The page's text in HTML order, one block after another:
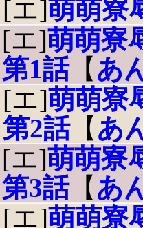
[エ]萌萌寮
[エ]萌萌寮
第1話【あ
[エ]萌萌寮
第2話【あ
[エ]萌萌寮
第3話【あ
[エ]萌萌寮